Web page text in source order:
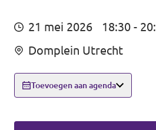
Mensen
Nieuws
Agenda
21 mei 2026
18:30 -
Domplein Utrecht
Toevoegen aan agenda